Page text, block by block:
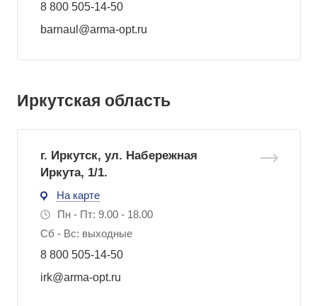
8 800 505-14-50
barnaul@arma-opt.ru
Иркутская область
г. Иркутск, ул. Набережная
Иркута, 1/1.
На карте
Пн - Пт: 9.00 - 18.00
Сб - Вс: выходные
8 800 505-14-50
irk@arma-opt.ru